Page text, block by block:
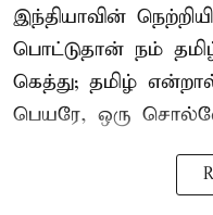
இந்தியாவின்
பொட்டுதான் நம்
கெத்து; தமிழ்
பெயரே, ஒரு